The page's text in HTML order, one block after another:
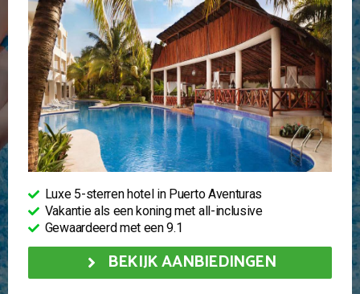
Luxe 5-sterren hotel in Puerto Aventuras
Vakantie als een koning met all-inclusive
Gewaardeerd met een 9.1
BEKIJK AANBIEDINGEN